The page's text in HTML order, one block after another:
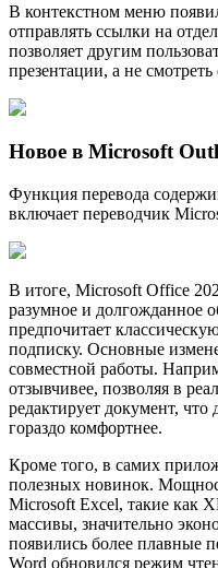
В контекстном меню
отправлять ссылки на
позволяет другим
презентации, а не
Новое в Microsoft
Функция перевода
включает переводчик
В итоге, Microsoft Office
разумное и долгожданное
предпочитает
подписку. Основные
совместной работы.
отзывчивее, позволяя в
редактирует документ, что
гораздо комфортнее.
Кроме того, в самих
полезных новинок.
Microsoft Excel, такие как
массивы, значительно
появились более плавные
Word обновился режим